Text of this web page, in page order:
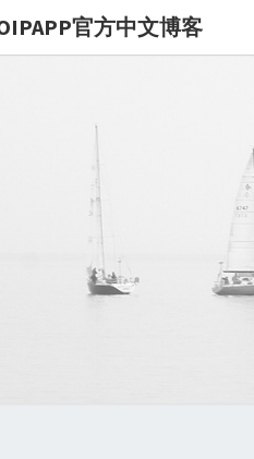
官方中文博客